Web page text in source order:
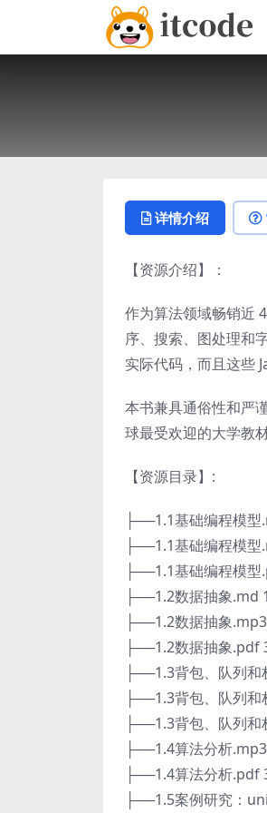
详情介绍
【资源介绍】：
作为算法领域畅销近
序、搜索、图处理和
实际代码，而且这些
本书兼具通俗性和严
球最受欢迎的大学教材
【资源目录】:
├──1.1基础编程模
├──1.1基础编程模
├──1.1基础编程模
├──1.2数据抽象.md
├──1.2数据抽象
├──1.2数据抽象.pdf
├──1.3背包、队列
├──1.3背包、队列
├──1.3背包、队列
├──1.4算法分析
├──1.4算法分析.pdf
├──1.5案例研究：